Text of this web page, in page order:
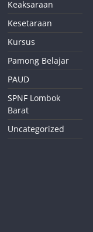
Keaksaraan
Kesetaraan
Kursus
Pamong Belajar
PAUD
SPNF Lombok
Barat
Uncategorized